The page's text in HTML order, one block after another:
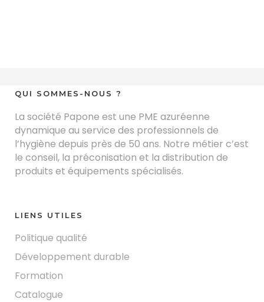
QUI SOMMES-NOUS ?
La société Papone est une PME azuréenne
dynamique au service des professionnels de
l’hygiène depuis près de 50 ans. Notre métier c’est
le conseil, la préconisation et la distribution de
produits et équipements spécialisés.
LIENS UTILES
Politique qualité
Développement durable
Formation
Catalogue